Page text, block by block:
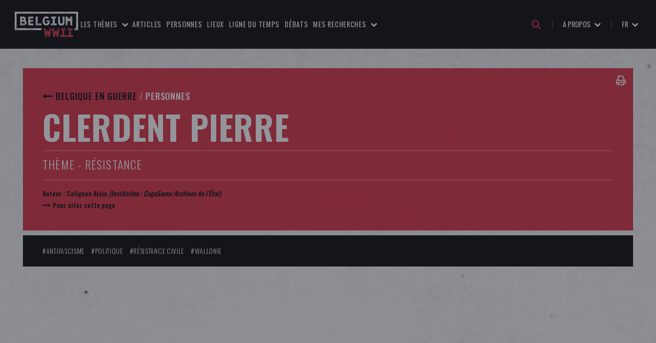
LES THÈMES ARTICLES PERSONNES LIEUX LIGNE DU TEMPS DÉBATS MES RECHERCHES A PROPOS FR
BELGIQUE EN GUERRE / PERSONNES
CLERDENT PIERRE
THÈME - RÉSISTANCE
Auteur : Colignon Alain (Institution : CegeSoma/Archives de l'État)
Pour citer cette page
#ANTIFASCISME #POLITIQUE #RÉSISTANCE CIVILE #WALLONIE